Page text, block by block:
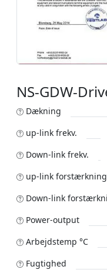
NS-GDW-
Dækning
up-link frekv.
Down-link frekv.
up-link forstærkning
Down-link
Power-output
Arbejdstemp °C
Fugtighed